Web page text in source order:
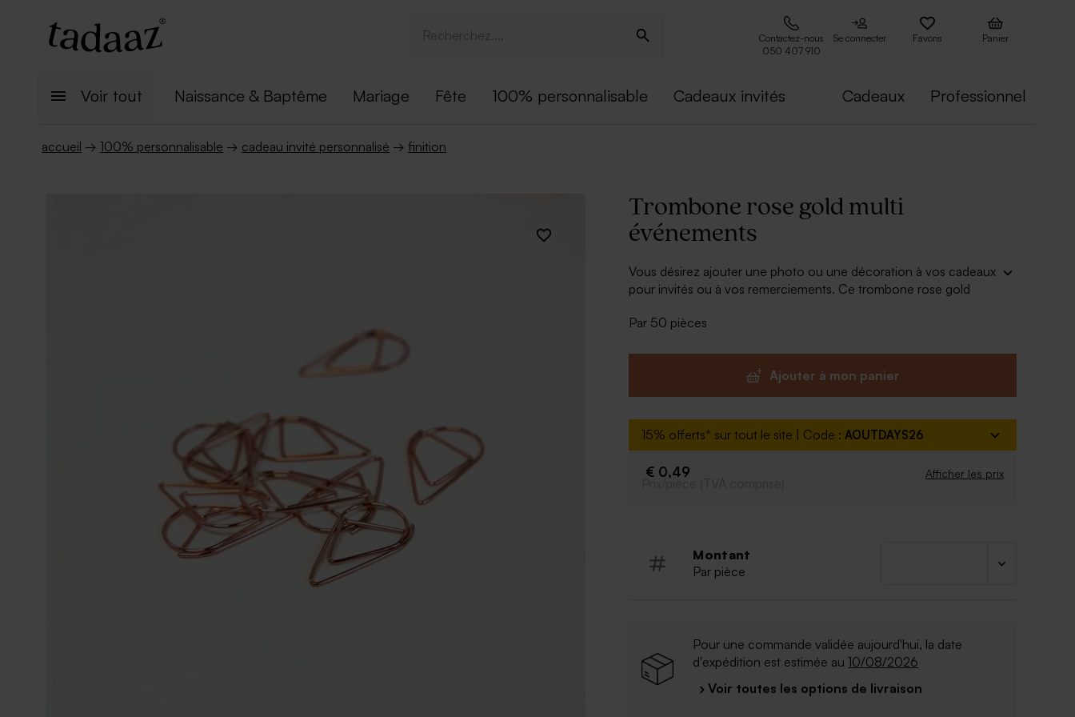
Contactez-nous
050 407 910
Se connecter Favoris Panier
Voir tout Naissance & Baptême Mariage Fête 100% personnalisable Cadeaux invités Cadeaux Professionnel
accueil → 100% personnalisable → cadeau invité personnalisé → finition
Trombone rose gold multi
événements
Vous désirez ajouter une photo ou une décoration à vos cadeaux
pour invités ou à vos remerciements. Ce trombone rose gold
À retenir :
Taille : 25 mm
Vendu par paquet de 50 ex
Par 50 pièces
Ajouter à mon panier
15% offerts* sur tout le site | Code :AOUTDAYS26
€ 0,49 Afficher les prix
Prix/pièce (TVA comprise)
Montant
Par pièce
Pour une commande validée aujourd'hui, la date
d'expédition est estimée au10/08/2026
› Voir toutes les options de livraison